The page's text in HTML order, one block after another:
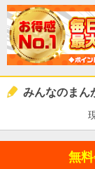
みんなのまん
無